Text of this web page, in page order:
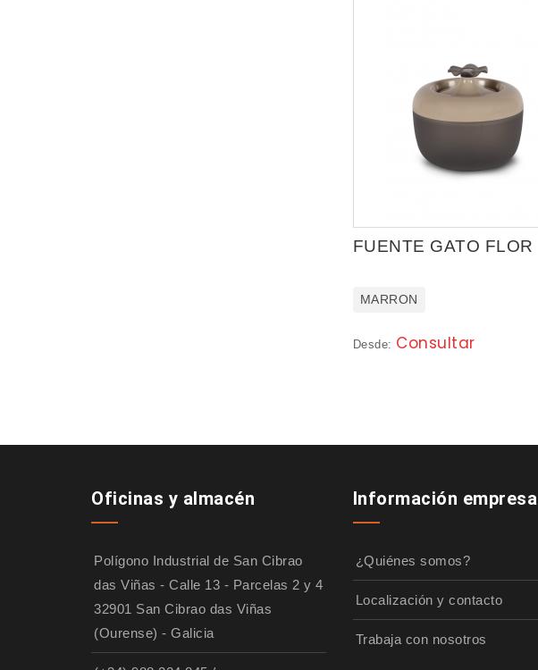
FUENTE GATO FLOR
MARRON
Desde: Consultar
Oficinas y almacén
Polígono Industrial de San Cibrao
das Viñas - Calle 13 - Parcelas 2 y 4
32901 San Cibrao das Viñas
(Ourense) - Galicia
Información empresa
¿Quiénes somos?
Localización y contacto
Trabaja con nosotros